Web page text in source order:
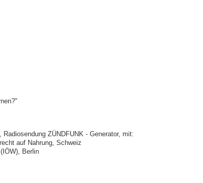
ZÜNDFUNK - Generator, mit:
auf Nahrung, Schweiz
Berlin